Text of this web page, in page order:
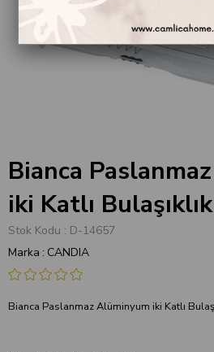
Bianca
iki Katlı Bulaşıklık
Stok Kodu
D-14657
Marka : CANDIA
Bianca Paslanmaz Alüminyum iki Katlı